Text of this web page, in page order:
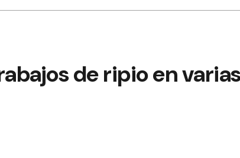
de ripio en